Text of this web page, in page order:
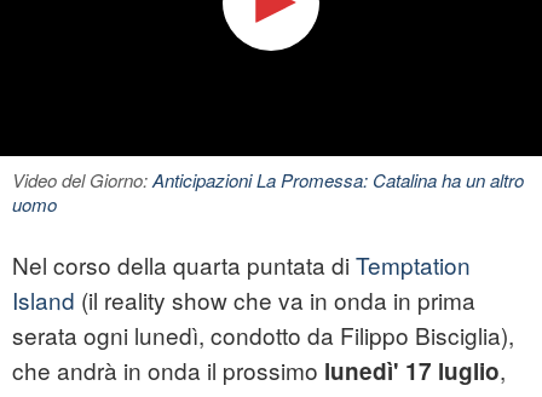
Video del Giorno:Anticipazioni La Promessa: Catalina ha un altro
uomo
Nel corso della quarta puntata di Temptation
Island (il reality show che va in onda in prima
serata ogni lunedì, condotto da Filippo Bisciglia),
che andrà in onda il prossimo lunedì' 17 luglio,